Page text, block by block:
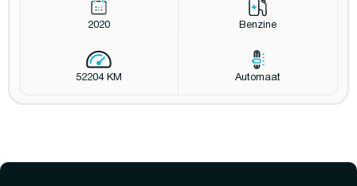
2020 Benzine
52204 KM Automaat